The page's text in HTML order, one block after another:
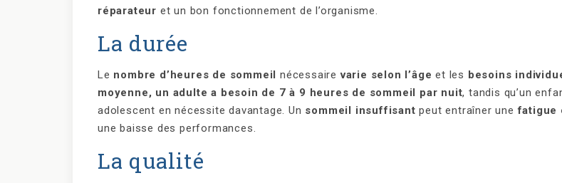
réparateur et un bon fonctionnement de l’organisme.
La durée
Le nombre d’heures de sommeil nécessairevarie selon l’âge et les besoins
moyenne, un adulte a besoin de 7 à 9 heures de sommeil par nuit, tandis qu’un
adolescent en nécessite davantage. Un sommeil insuffisant peut entraîner unefatigue
une baisse des performances.
La qualité